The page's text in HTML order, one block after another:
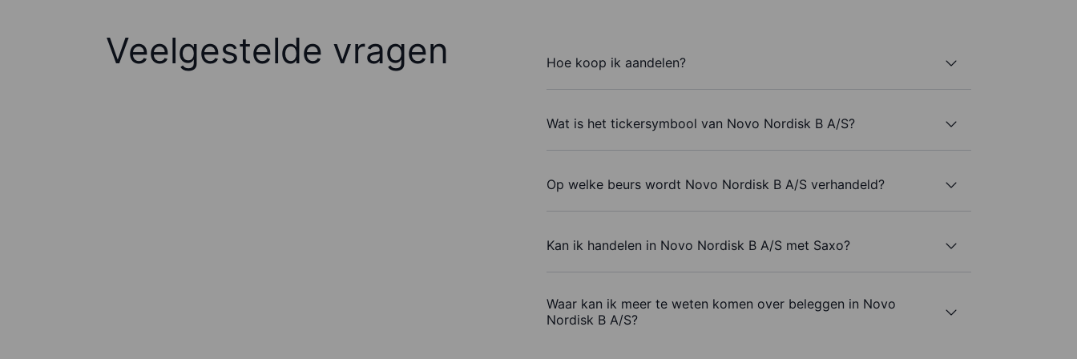
Veelgestelde vragen Hoe koop ik aandelen?
Wat is het tickersymbool van Novo Nordisk B A/S?
Op welke beurs wordt Novo Nordisk B A/S verhandeld?
Kan ik handelen in Novo Nordisk B A/S met Saxo?
Waar kan ik meer te weten komen over beleggen in Novo
Nordisk B A/S?